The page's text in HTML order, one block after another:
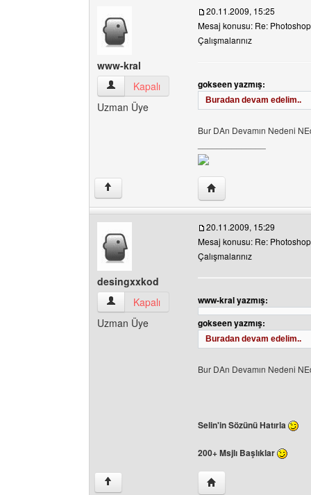
www-kral
www-kral Kullanıcının profilini görüntüle
Kapalı
Uzman Üye
20.11.2009, 15:25
Mesaj konusu: Re:
Çalışmalarınız
gokseen yazmış:
Buradan devam edelim..
Bur DAn Devamın Nedeni
↑ Yazarın web sitesini
desingxxkod
desingxxkod Kullanıcının profilini görüntüle
Kapalı
Uzman Üye
20.11.2009, 15:29
Mesaj konusu: Re:
Çalışmalarınız
www-kral yazmış:
gokseen yazmış:
Buradan devam edelim..
Bur DAn Devamın Nedeni
Selin'in Sözünü Hatırla
200+ Msjlı Başlıklar
↑ Yazarın web sitesini